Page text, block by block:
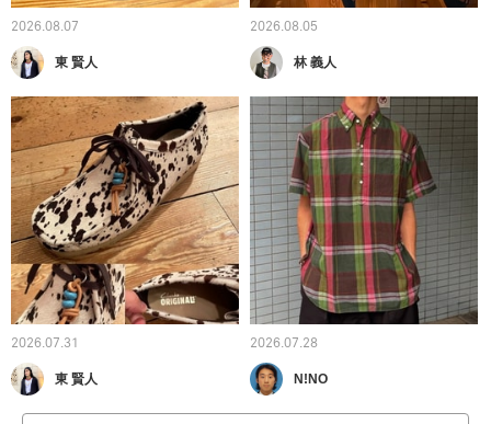
2026.08.07
東 賢人
2026.08.05
林 義人
2026.07.31
東 賢人
2026.07.28
N!NO